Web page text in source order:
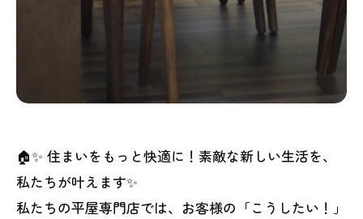
🏠✨ 住まいをもっと快適に！素敵な新しい生活を、
私たちが叶えます✨
私たちの平屋専門店では、お客様の「こうしたい！」